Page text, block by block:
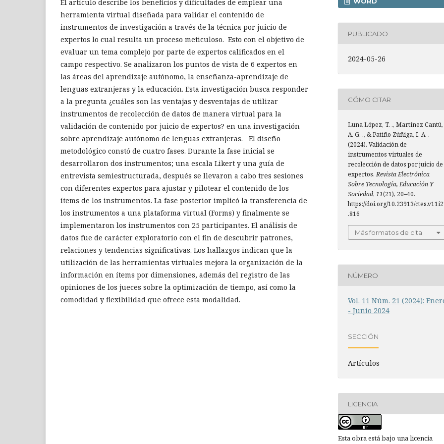
El artículo describe los beneficios y dificultades de emplear una
herramienta virtual diseñada para validar el contenido de
instrumentos de investigación a través de la técnica por juicio de
expertos lo cual resulta un proceso meticuloso. Esto con el objetivo de
evaluar un tema complejo por parte de expertos calificados en el
campo respectivo. Se analizaron los puntos de vista de 6 expertos en
las áreas del aprendizaje autónomo, la enseñanza-aprendizaje de
lenguas extranjeras y la educación. Esta investigación busca responder
a la pregunta ¿cuáles son las ventajas y desventajas de utilizar
instrumentos de recolección de datos de manera virtual para la
validación de contenido por juicio de expertos? en una investigación
sobre aprendizaje autónomo de lenguas extranjeras. El diseño
metodológico constó de cuatro fases. Durante la fase inicial se
desarrollaron dos instrumentos; una escala Likert y una guía de
entrevista semiestructurada, después se llevaron a cabo tres sesiones
con diferentes expertos para ajustar y pilotear el contenido de los
ítems de los instrumentos. La fase posterior implicó la transferencia de
los instrumentos a una plataforma virtual (Forms) y finalmente se
implementaron los instrumentos con 25 participantes. El análisis de
datos fue de carácter exploratorio con el fin de descubrir patrones,
relaciones y tendencias significativas. Los hallazgos indican que la
utilización de las herramientas virtuales mejora la organización de la
información en ítems por dimensiones, además del registro de las
opiniones de los jueces sobre la optimización de tiempo, así como la
comodidad y flexibilidad que ofrece esta modalidad.
PUBLICADO
2024-05-26
CÓMO CITAR
Luna López, T. ., Martínez Cantú,
A. G. ., & Patiño Zúñiga, I. A. .
(2024). Validación de
instrumentos virtuales de
recolección de datos por juicio de
expertos.Revista Electrónica
Sobre Tecnología, Educación Y
Sociedad, 11(21), 20–40.
https://doi.org/10.23913/
.816
Más formatos de cita
NÚMERO
Vol. 11 Núm. 21 (2024):
- Junio 2024
SECCIÓN
Artículos
LICENCIA
Esta obra está bajo una licencia